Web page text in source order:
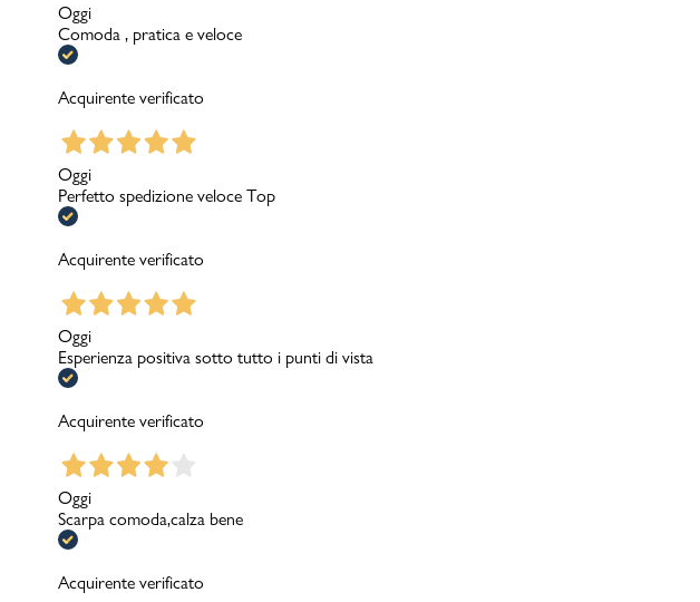
Oggi
Comoda , pratica e veloce
Acquirente verificato
Oggi
Perfetto spedizione veloce Top
Acquirente verificato
Oggi
Esperienza positiva sotto tutto i punti di vista
Acquirente verificato
Oggi
Scarpa comoda,calza bene
Acquirente verificato